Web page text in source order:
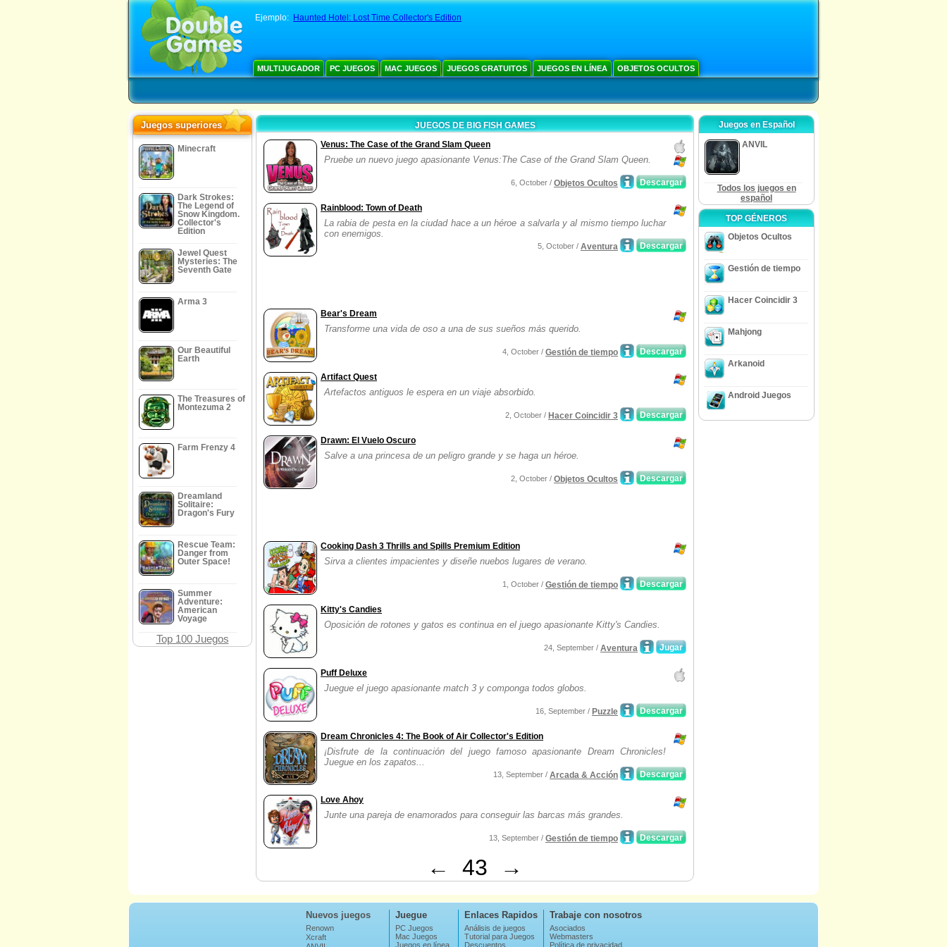
Ejemplo: Haunted Hotel: Lost Time Collector's Edition
MULTIJUGADOR PC JUEGOS MAC JUEGOS JUEGOS GRATUITOS JUEGOS EN LÍNEA OBJETOS OCULTOS
Juegos superiores
Minecraft
Dark Strokes:
The Legend of
Snow Kingdom.
Collector's
Edition
Jewel Quest
Mysteries: The
Seventh Gate
Arma 3
Our Beautiful
Earth
The Treasures of
Montezuma 2
Farm Frenzy 4
Dreamland
Solitaire:
Dragon's Fury
Rescue Team:
Danger from
Outer Space!
Summer
Adventure:
American
Voyage
Top 100 Juegos
JUEGOS DE BIG FISH GAMES
Venus: The Case of the Grand Slam Queen
Pruebe un nuevo juego apasionante Venus:The Case of the Grand Slam Queen.
Descargar
6, October / Objetos Ocultos
Rainblood: Town of Death
La rabia de pesta en la ciudad hace a un héroe a salvarla y al mismo tiempo luchar
con enemigos.
Descargar
5, October / Aventura
Bear's Dream
Transforme una vida de oso a una de sus sueños más querido.
Descargar
4, October / Gestión de tiempo
Artifact Quest
Artefactos antiguos le espera en un viaje absorbido.
Descargar
2, October / Hacer Coincidir 3
Drawn: El Vuelo Oscuro
Salve a una princesa de un peligro grande y se haga un héroe.
Descargar
2, October / Objetos Ocultos
Cooking Dash 3 Thrills and Spills Premium Edition
Sirva a clientes impacientes y diseñe nuebos lugares de verano.
Descargar
1, October / Gestión de tiempo
Kitty's Candies
Oposición de rotones y gatos es continua en el juego apasionante Kitty's Candies.
Jugar
24, September / Aventura
Puff Deluxe
Juegue el juego apasionante match 3 y componga todos globos.
Descargar
16, September / Puzzle
Dream Chronicles 4: The Book of Air Collector's Edition
¡Disfrute de la continuación del juego famoso apasionante Dream Chronicles!
Juegue en los zapatos...
Descargar
13, September / Arcada & Acción
Love Ahoy
Junte una pareja de enamorados para conseguir las barcas más grandes.
Descargar
13, September / Gestión de tiempo
← 43 →
Juegos en Español
ANVIL
Todos los juegos en
español
TOP GÉNEROS
Objetos Ocultos
Gestión de tiempo
Hacer Coincidir 3
Mahjong
Arkanoid
Android Juegos
Nuevos juegos
Renown
Xcraft
Juegue
PC Juegos
Mac Juegos
Juegos en línea
Enlaces Rapidos
Análisis de juegos
Tutorial para Juegos
Descuentos
Trabaje con nosotros
Asociados
Webmasters
Política de privacidad